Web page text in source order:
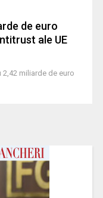
de euro
ale UE
miliarde de euro